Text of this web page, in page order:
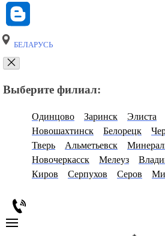
БЕЛАРУСЬ
Выберите филиал:
Одинцово Заринск Элиста
Новошахтинск
Белорецк
Тверь
Альметьевск
Новочеркасск
Мелеуз
Киров
Серпухов Серов